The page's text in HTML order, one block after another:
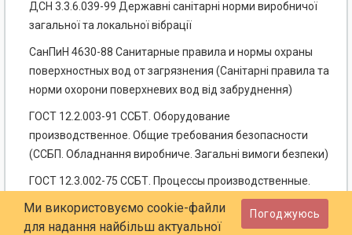
ДСН 3.3.6.039-99 Державні санітарні норми виробничої
загальної та локальної вібрації
СанПиН 4630-88 Санитарные правила и нормы охраны
поверхностных вод от загрязнения (Санітарні правила та
норми охорони поверхневих вод від забруднення)
ГОСТ 12.2.003-91 ССБТ. Оборудование
производственное. Общие требования безопасности
(ССБП. Обладнання виробниче. Загальні вимоги безпеки)
ГОСТ 12.3.002-75 ССБТ. Процессы производственные.
Общие требования безопасности (ССБП. Процеси
виробничі. Загальні вимоги безпеки)
Ми використовуємо cookie-файли
для надання найбільш актуальної
Погоджуюсь